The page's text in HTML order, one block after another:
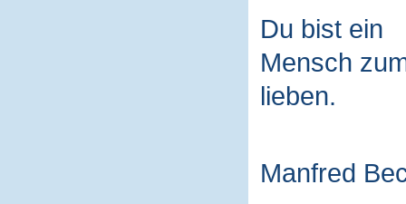
Du bist ein
Mensch
lieben.
Manfred